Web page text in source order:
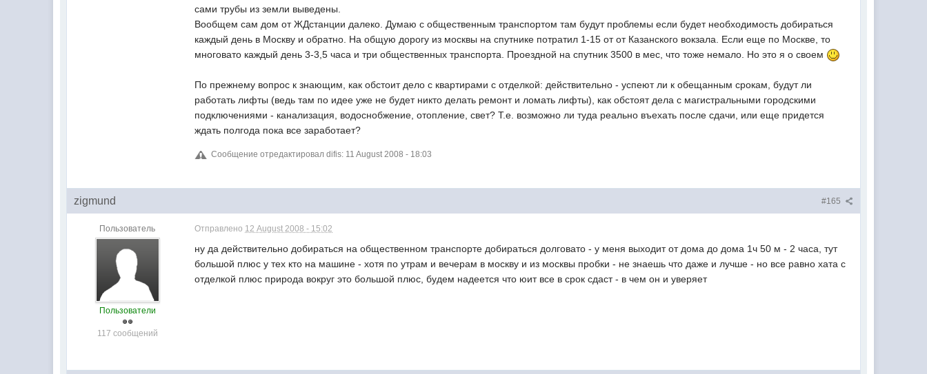
сами трубы из земли выведены.
Вообщем сам дом от ЖДстанции далеко. Думаю с общественным транспортом там будут проблемы если будет необходимость добираться
каждый день в Москву и обратно. На общую дорогу из москвы на спутнике потратил 1-15 от от Казанского вокзала. Если еще по Москве, то
многовато каждый день 3-3,5 часа и три общественных транспорта. Проездной на спутник 3500 в мес, что тоже немало. Но это я о своем
По прежнему вопрос к знающим, как обстоит дело с квартирами с отделкой: действительно - успеют ли к обещанным срокам, будут ли
работать лифты (ведь там по идее уже не будет никто делать ремонт и ломать лифты), как обстоят дела с магистральными городскими
подключениями - канализация, водоснобжение, отопление, свет? Т.е. возможно ли туда реально въехать после сдачи, или еще придется
ждать полгода пока все заработает?
Сообщение отредактировал difis: 11 August 2008 - 18:03
#165
zigmund
Пользователь
Пользователи
117 сообщений
Отправлено 12 August 2008 - 15:02
ну да действительно добираться на общественном транспорте добираться долговато - у меня выходит от дома до дома 1ч 50 м - 2 часа, тут
большой плюс у тех кто на машине - хотя по утрам и вечерам в москву и из москвы пробки - не знаешь что даже и лучше - но все равно хата с
отделкой плюс природа вокруг это большой плюс, будем надеется что юит все в срок сдаст - в чем он и уверяет